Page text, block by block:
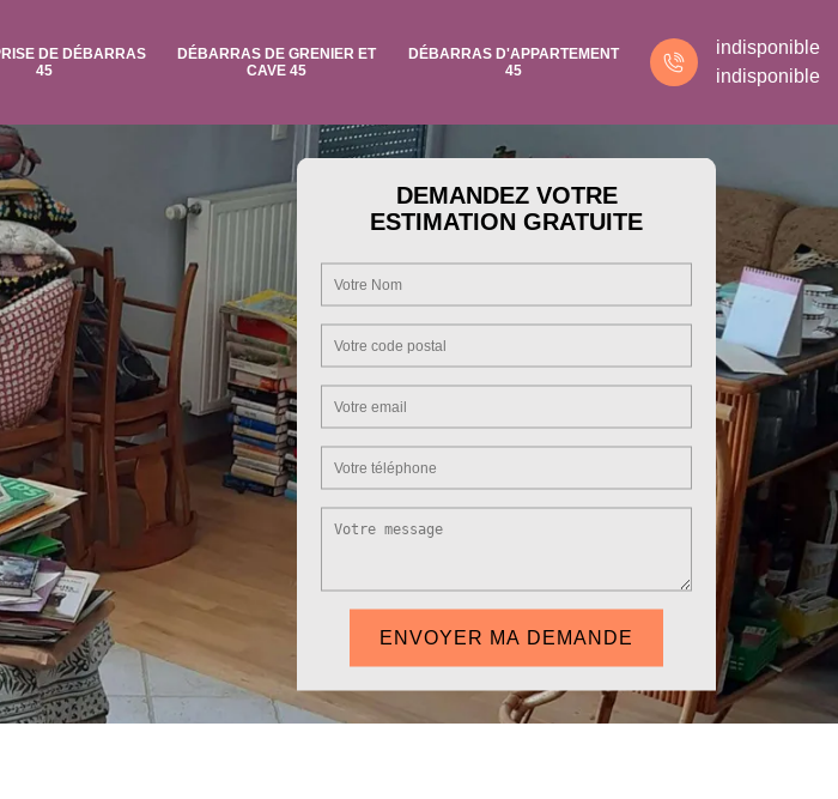
DE DÉBARRAS
45
DÉBARRAS DE GRENIER ET
CAVE 45
DÉBARRAS D'APPARTEMENT
45
indisponible
indisponible
DEMANDEZ VOTRE
ESTIMATION GRATUITE